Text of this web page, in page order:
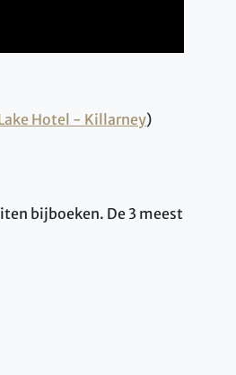
Hotel - Killarney)
bijboeken. De 3 meest